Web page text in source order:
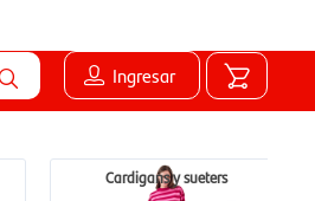
Ingresar
Cardigans y sueters